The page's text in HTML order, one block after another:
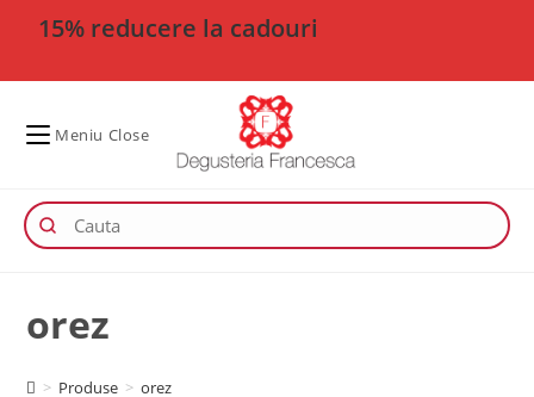
15% reducere la cadouri
Meniu Close
orez
> Produse > orez